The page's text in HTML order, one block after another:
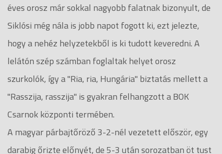
éves orosz már sokkal nagyobb falatnak bizonyult, de
Siklósi még nála is jobb napot fogott ki, ezt jelezte,
hogy a nehéz helyzetekből is ki tudott keveredni. A
lelátón szép számban foglaltak helyet orosz
szurkolók, így a "Ria, ria, Hungária" biztatás mellett a
"Rasszija, rasszija" is gyakran felhangzott a BOK
Csarnok központi termében.
A magyar párbajtőröző 3-2-nél vezetett először, egy
darabig őrizte előnyét, de 5-3 után sorozatban öt tust